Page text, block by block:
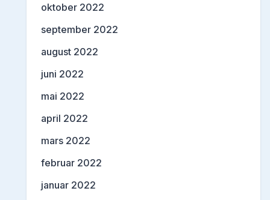
oktober 2022
september 2022
august 2022
juni 2022
mai 2022
april 2022
mars 2022
februar 2022
januar 2022